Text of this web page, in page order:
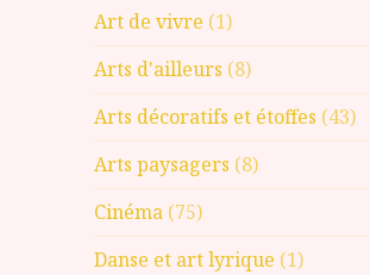
Art de vivre (1)
Arts d'ailleurs (8)
Arts décoratifs et étoffes (43)
Arts paysagers (8)
Cinéma (75)
Danse et art lyrique (1)